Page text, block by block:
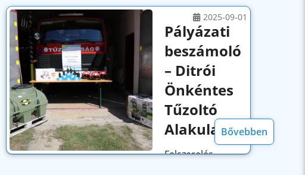
Pályázati
beszámoló
– Ditrói
Önkéntes
Tűzoltó
Alakulat
Felszerelés
2025-09-01
Bővebben